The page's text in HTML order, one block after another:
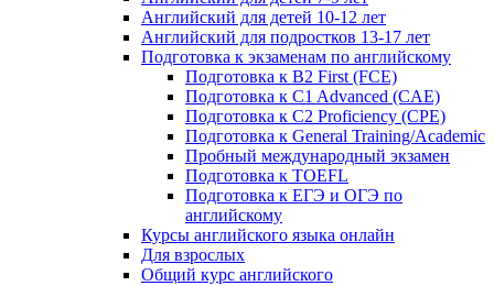
Английский для детей 10-12 лет
Английский для подростков 13-17 лет
Подготовка к экзаменам по английскому
Подготовка к B2 First (FCE)
Подготовка к C1 Advanced (CAE)
Подготовка к C2 Proficiency (CPE)
Подготовка к General Training/Academic
Пробный международный экзамен
Подготовка к TOEFL
Подготовка к ЕГЭ и ОГЭ по
английскому
Курсы английского языка онлайн
Для взрослых
Общий курс английского